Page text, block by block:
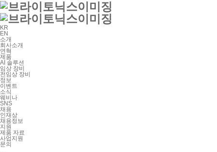
KR
EN
소개
회사소개
연혁
제품
AI 솔루션
임상 장비
전임상 장비
정보
이벤트
소식
웨비나
SNS
채용
인재상
채용정보
지원
제품 자료
사업지원
문의